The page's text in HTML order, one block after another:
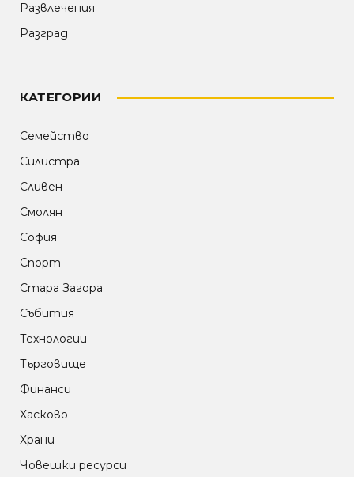
Развлечения
Разград
КАТЕГОРИИ
Семейство
Силистра
Сливен
Смолян
София
Спорт
Стара Загора
Събития
Технологии
Търговище
Финанси
Хасково
Храни
Човешки ресурси